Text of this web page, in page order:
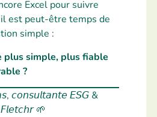
Excel pour suivre
est peut-être temps de
simple :
plus simple, plus fiable
?
𝘤𝘰𝘯𝘴𝘶𝘭𝘵𝘢𝘯𝘵𝘦 𝘌𝘚𝘎 &
🌱